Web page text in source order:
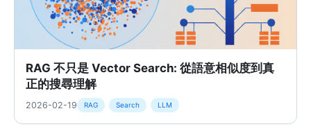
RAG 不只是 Vector Search: 從語意相似度到真
正的搜尋理解
2026-02-19 RAG Search LLM